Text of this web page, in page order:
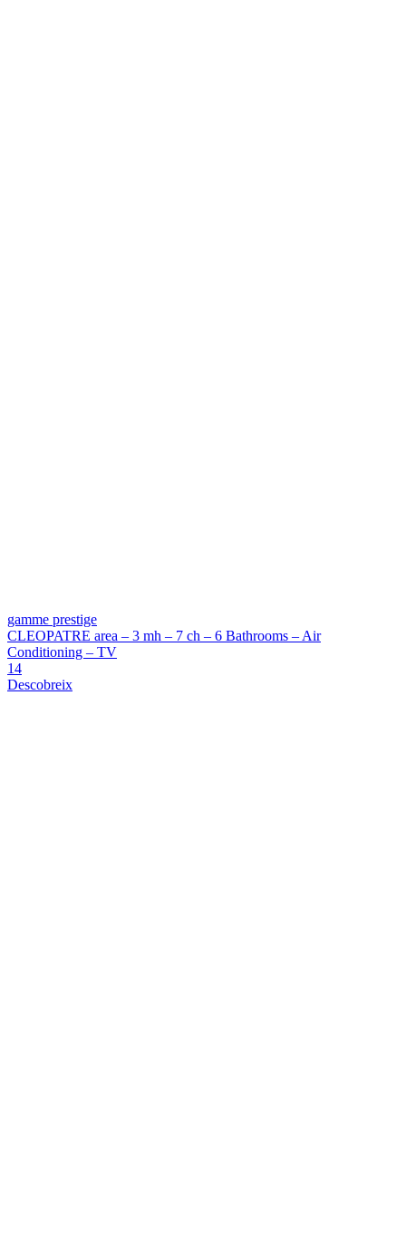
gamme prestige
CLEOPATRE area – 3 mh – 7 ch – 6 Bathrooms – Air
Conditioning – TV
14
Descobreix